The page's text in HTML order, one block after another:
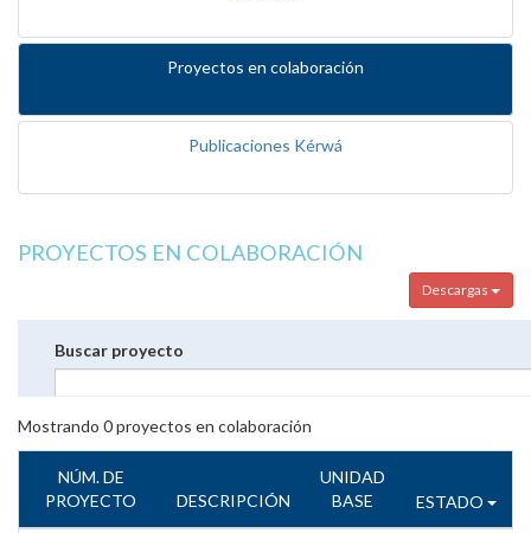
Proyectos en colaboración
Publicaciones Kérwá
PROYECTOS EN COLABORACIÓN
Descargas
Buscar proyecto
Mostrando 0proyectos en colaboración
NÚM. DE
PROYECTO
DESCRIPCIÓN
UNIDAD
BASE
ESTADO